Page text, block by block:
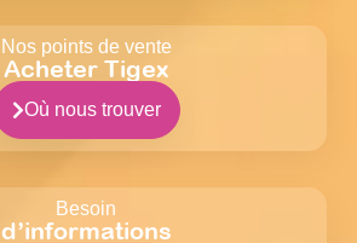
Nos points de vente
Acheter Tigex
Où nous trouver
Besoin
d’informations